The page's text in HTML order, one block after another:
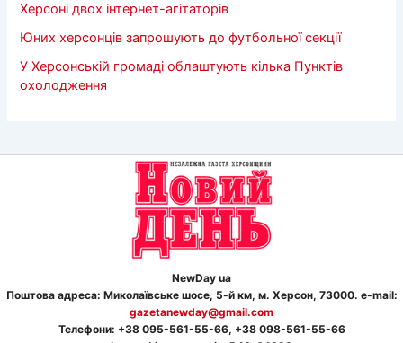
Херсоні двох інтернет-агітаторів
Юних херсонців запрошують до футбольної секції
У Херсонській громаді облаштують кілька Пунктів
охолодження
NewDay ua
Поштова адреса: Миколаївське шосе, 5-й км, м. Херсон, 73000. e-mail:
gazetanewday@gmail.com
Телефони: +38 095-561-55-66, +38 098-561-55-66